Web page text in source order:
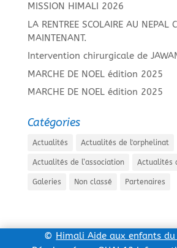
MISSION HIMALI 2026
LA RENTREE SCOLAIRE AU NEPAL
MAINTENANT.
Intervention chirurgicale de
MARCHE DE NOEL édition 2025
MARCHE DE NOEL édition 2025
Catégories
Actualités Actualités de l'orphelinat
Actualités de l’association Actualités
Galeries Non classé Partenaires
© Himali Aide aux enfants